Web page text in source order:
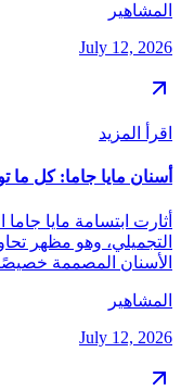
المشاهير
July 12, 2026
اقرأ المزيد
أسنان مايا جاما: كل ما
أثارت ابتسامة مايا
التجميلي، وهو مظهر
الأسنان المصممة
المشاهير
July 12, 2026